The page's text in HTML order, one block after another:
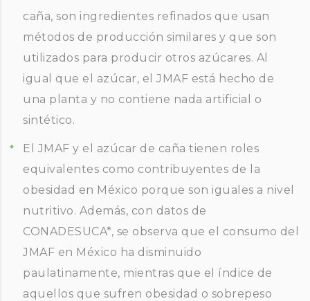
caña, son ingredientes refinados que usan
métodos de producción similares y que son
utilizados para producir otros azúcares. Al
igual que el azúcar, el JMAF está hecho de
una planta y no contiene nada artificial o
sintético.
El JMAF y el azúcar de caña tienen roles
equivalentes como contribuyentes de la
obesidad en México porque son iguales a nivel
nutritivo. Además, con datos de
CONADESUCA*, se observa que el consumo del
JMAF en México ha disminuido
paulatinamente, mientras que el índice de
aquellos que sufren obesidad o sobrepeso